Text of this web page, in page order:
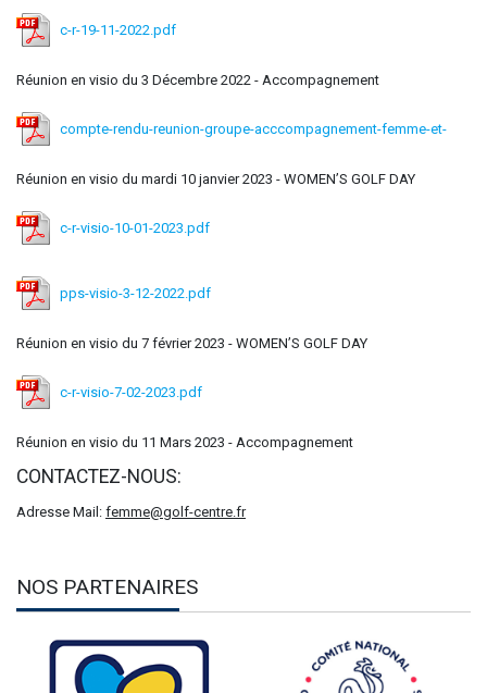
c-r-19-11-2022.pdf
Réunion en visio du 3 Décembre 2022 - Accompagnement
compte-rendu-reunion-groupe-acccompagnement-femme-et-
Réunion en visio du mardi 10 janvier 2023 - WOMEN’S GOLF DAY
c-r-visio-10-01-2023.pdf
pps-visio-3-12-2022.pdf
Réunion en visio du 7 février 2023 - WOMEN’S GOLF DAY
c-r-visio-7-02-2023.pdf
Réunion en visio du 11 Mars 2023 - Accompagnement
CONTACTEZ-NOUS:
Adresse Mail: femme@golf-centre.fr
NOS PARTENAIRES